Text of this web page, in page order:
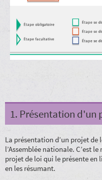
1. Présentation d'un
La présentation d’un projet
l’Assemblée nationale. C’est
projet de loi qui le présente en
en les résumant.